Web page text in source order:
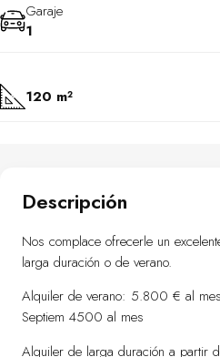
Garaje
1
120 m²
Descripción
Nos complace ofrecerle un
larga duración o de verano.
Alquiler de verano: 5.800 € al
Septiem 4500 al mes
Alquiler de larga duración a partir